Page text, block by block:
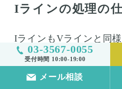
03-3567-0055
受付時間 10:00-19:00
メール相談
Iラインの処理の
IラインもVラインと同
進めるものの、確認し
鏡の置き方や体制を工